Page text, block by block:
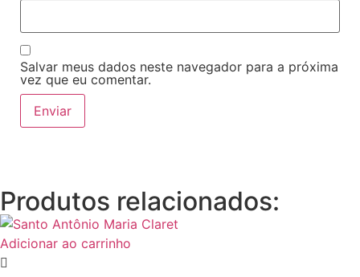
Salvar meus dados neste navegador para a próxima
vez que eu comentar.
Produtos relacionados:
Adicionar ao carrinho